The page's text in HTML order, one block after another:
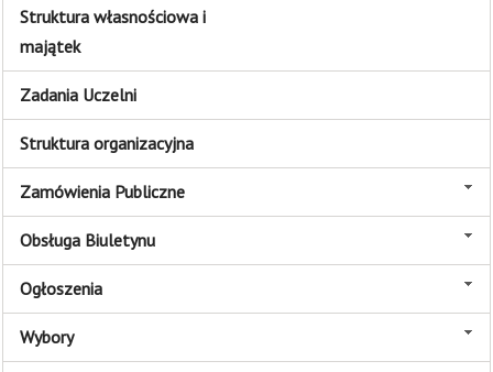
Struktura własnościowa i
majątek
Zadania Uczelni
Struktura organizacyjna
Zamówienia Publiczne
Obsługa Biuletynu
Ogłoszenia
Wybory